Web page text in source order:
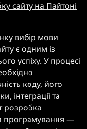
сайту на Пайтоні
вибір мови
є одним із
успіху. У процесі
коду, його
інтеграції та
розробка
програмування —